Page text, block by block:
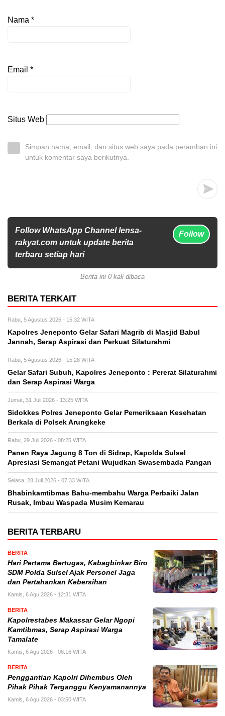
Nama *
Email *
Situs Web
Simpan nama, email, dan situs web saya pada peramban ini
untuk komentar saya berikutnya.
Follow WhatsApp Channel lensa-
rakyat.com untuk update berita
terbaru setiap hari
Follow
Berita ini 0 kali dibaca
BERITA TERKAIT
Rabu, 5 Agustus 2026 - 15:32 WITA
Kapolres Jeneponto Gelar Safari Magrib di Masjid Babul
Jannah, Serap Aspirasi dan Perkuat Silaturahmi
Rabu, 5 Agustus 2026 - 15:28 WITA
Gelar Safari Subuh, Kapolres Jeneponto : Pererat Silaturahmi
dan Serap Aspirasi Warga
Jumat, 31 Juli 2026 - 13:25 WITA
Sidokkes Polres Jeneponto Gelar Pemeriksaan Kesehatan
Berkala di Polsek Arungkeke
Rabu, 29 Juli 2026 - 08:25 WITA
Panen Raya Jagung 8 Ton di Sidrap, Kapolda Sulsel
Apresiasi Semangat Petani Wujudkan Swasembada Pangan
Selasa, 28 Juli 2026 - 07:33 WITA
Bhabinkamtibmas Bahu-membahu Warga Perbaiki Jalan
Rusak, Imbau Waspada Musim Kemarau
BERITA TERBARU
BERITA
Hari Pertama Bertugas, Kabagbinkar Biro
SDM Polda Sulsel Ajak Personel Jaga
dan Pertahankan Kebersihan
Kamis, 6 Agu 2026 - 12:31 WITA
BERITA
Kapolrestabes Makassar Gelar Ngopi
Kamtibmas, Serap Aspirasi Warga
Tamalate
Kamis, 6 Agu 2026 - 08:16 WITA
BERITA
Penggantian Kapolri Dihembus Oleh
Pihak Pihak Terganggu Kenyamanannya
Kamis, 6 Agu 2026 - 03:50 WITA